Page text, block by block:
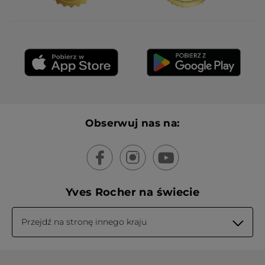
Obserwuj nas na:
Yves Rocher na świecie
Przejdź na stronę innego kraju